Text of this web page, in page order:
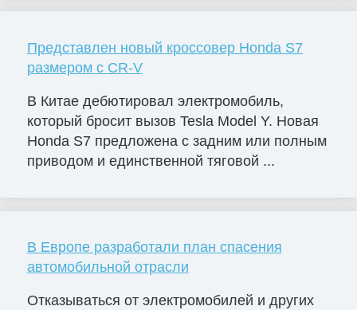
Представлен новый кроссовер Honda S7
размером с CR-V
В Китае дебютировал электромобиль,
который бросит вызов Tesla Model Y. Новая
Honda S7 предложена с задним или полным
приводом и единственной тяговой ...
В Европе разработали план спасения
автомобильной отрасли
Отказываться от электромобилей и других